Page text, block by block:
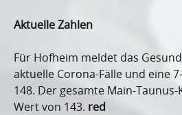
Aktuelle Zahlen
Für Hofheim meldet das
aktuelle Corona-Fälle und eine
148. Der gesamte Main-
Wert von 143. red